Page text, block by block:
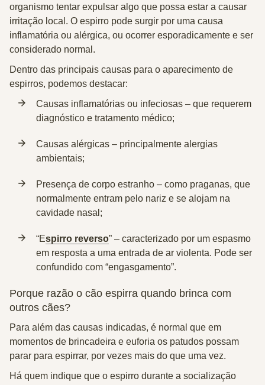
organismo tentar expulsar algo que possa estar a causar
irritação local. O espirro pode surgir por uma causa
inflamatória ou alérgica, ou ocorrer esporadicamente e ser
considerado normal.
Dentro das principais causas para o aparecimento de
espirros, podemos destacar:
Causas inflamatórias ou infeciosas – que requerem
diagnóstico e tratamento médico;
Causas alérgicas – principalmente alergias
ambientais;
Presença de corpo estranho – como praganas, que
normalmente entram pelo nariz e se alojam na
cavidade nasal;
“Espirro reverso” – caracterizado por um espasmo
em resposta a uma entrada de ar violenta. Pode ser
confundido com “engasgamento”.
Porque razão o cão espirra quando brinca com
outros cães?
Para além das causas indicadas, é normal que em
momentos de brincadeira e euforia os patudos possam
parar para espirrar, por vezes mais do que uma vez.
Há quem indique que o espirro durante a socialização